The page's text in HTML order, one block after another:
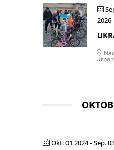
2026
Okt. 01 2024- Sep.